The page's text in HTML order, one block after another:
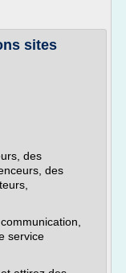
sites
des
des
service